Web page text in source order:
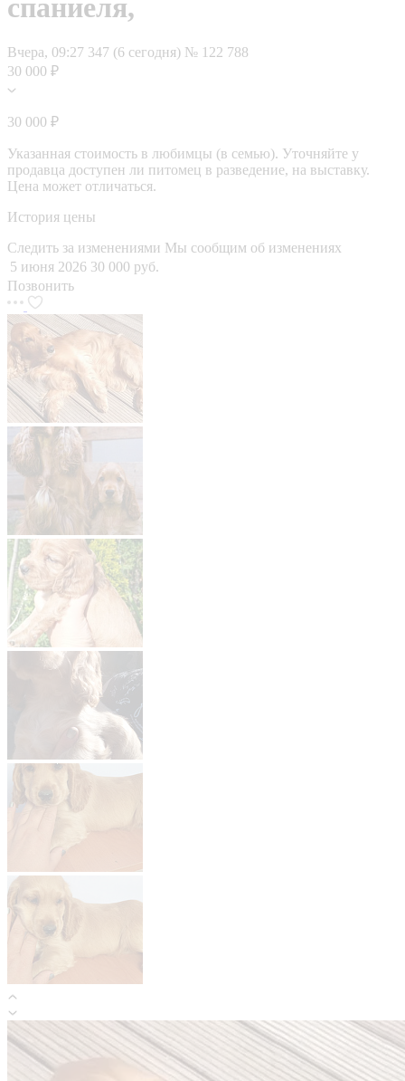
спаниеля,
Вчера, 09:27 347 (6 сегодня) № 122 788
30 000 ₽
30 000 ₽
Указанная стоимость в любимцы (в семью). Уточняйте у
продавца доступен ли питомец в разведение, на выставку.
Цена может отличаться.
История цены
Следить за изменениями Мы сообщим об изменениях
5 июня 2026 30 000 руб.
Позвонить